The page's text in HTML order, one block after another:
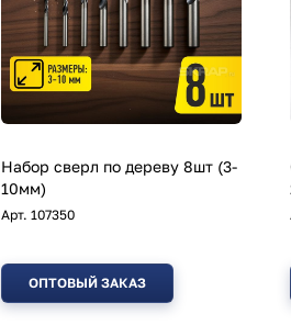
Набор сверл по дереву 8шт (3-
10мм)
Арт. 107350
ОПТОВЫЙ ЗАКАЗ